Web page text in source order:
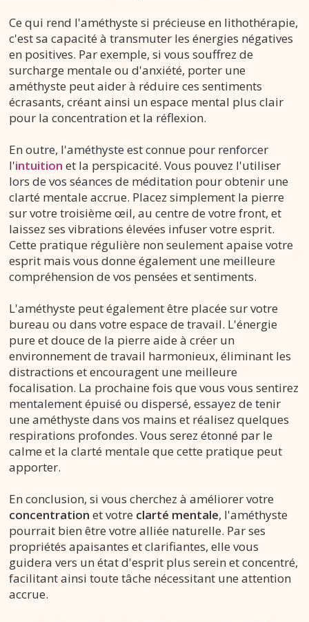
Ce qui rend l'améthyste si précieuse en lithothérapie,
c'est sa capacité à transmuter les énergies négatives
en positives. Par exemple, si vous souffrez de
surcharge mentale ou d'anxiété, porter une
améthyste peut aider à réduire ces sentiments
écrasants, créant ainsi un espace mental plus clair
pour la concentration et la réflexion.
En outre, l'améthyste est connue pour renforcer
l'intuition et la perspicacité. Vous pouvez l'utiliser
lors de vos séances de méditation pour obtenir une
clarté mentale accrue. Placez simplement la pierre
sur votre troisième œil, au centre de votre front, et
laissez ses vibrations élevées infuser votre esprit.
Cette pratique régulière non seulement apaise votre
esprit mais vous donne également une meilleure
compréhension de vos pensées et sentiments.
L'améthyste peut également être placée sur votre
bureau ou dans votre espace de travail. L'énergie
pure et douce de la pierre aide à créer un
environnement de travail harmonieux, éliminant les
distractions et encouragent une meilleure
focalisation. La prochaine fois que vous vous sentirez
mentalement épuisé ou dispersé, essayez de tenir
une améthyste dans vos mains et réalisez quelques
respirations profondes. Vous serez étonné par le
calme et la clarté mentale que cette pratique peut
apporter.
En conclusion, si vous cherchez à améliorer votre
concentration et votre clarté mentale, l'améthyste
pourrait bien être votre alliée naturelle. Par ses
propriétés apaisantes et clarifiantes, elle vous
guidera vers un état d'esprit plus serein et concentré,
facilitant ainsi toute tâche nécessitant une attention
accrue.